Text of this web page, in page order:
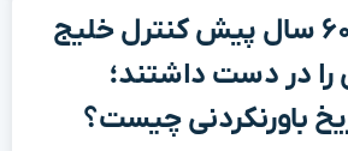
ایرانی‌ها از ۶۰۰۰ سال پیش کنترل خلیج
در دست داشتند؛
باورنکردنی چیست؟